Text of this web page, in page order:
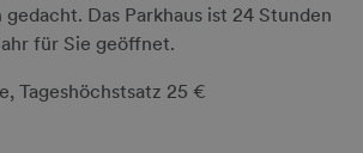
Das Parkhaus ist 24 Stunden
für Sie geöffnet.
Tageshöchstsatz 25 €